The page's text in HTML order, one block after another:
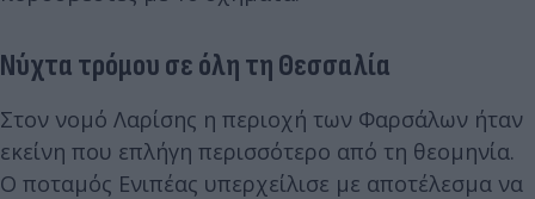
Νύχτα τρόμου σε όλη τη Θεσσαλία
Στον νομό Λαρίσης η περιοχή των Φαρσάλων ήταν
εκείνη που επλήγη περισσότερο από τη θεομηνία.
Ο ποταμός Ενιπέας υπερχείλισε με αποτέλεσμα να